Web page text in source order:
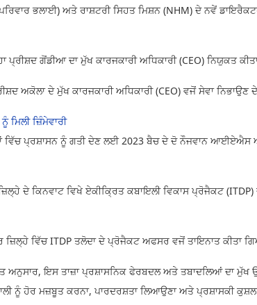
ਭਲਾਈ) ਅਤੇ ਰਾਸ਼ਟਰੀ ਸਿਹਤ ਮਿਸ਼ਨ (NHM) ਦੇ ਨਵੇਂ
ਪ੍ਰੀਸ਼ਦ ਗੋਂਡੀਆ ਦਾ ਮੁੱਖ ਕਾਰਜਕਾਰੀ ਅਧਿਕਾਰੀ (CEO) ਨਿਯੁਕਤ
ਅਕੋਲਾ ਦੇ ਮੁੱਖ ਕਾਰਜਕਾਰੀ ਅਧਿਕਾਰੀ (CEO) ਵਜੋਂ ਸੇਵਾ ਨਿਭਾਉਣ
ਮਿਲੀ ਜ਼ਿੰਮੇਵਾਰੀ
ਵਿੱਚ ਪ੍ਰਸ਼ਾਸਨ ਨੂੰ ਗਤੀ ਦੇਣ ਲਈ 2023 ਬੈਚ ਦੇ ਦੋ ਨੌਜਵਾਨ
ਦੇ ਕਿਨਵਾਟ ਵਿਖੇ ਏਕੀਕ੍ਰਿਤ ਕਬਾਇਲੀ ਵਿਕਾਸ ਪ੍ਰੋਜੈਕਟ
ਜ਼ਿਲ੍ਹੇ ਵਿੱਚ ITDP ਤਲੋਦਾ ਦੇ ਪ੍ਰੋਜੈਕਟ ਅਫਸਰ ਵਜੋਂ ਤਾਇਨਾਤ ਕੀਤਾ
ਅਨੁਸਾਰ, ਇਸ ਤਾਜ਼ਾ ਪ੍ਰਸ਼ਾਸਨਿਕ ਫੇਰਬਦਲ ਅਤੇ ਤਬਾਦਲਿਆਂ ਦਾ ਮੁੱਖ
ਨੂੰ ਹੋਰ ਮਜ਼ਬੂਤ ਕਰਨਾ, ਪਾਰਦਰਸ਼ਤਾ ਲਿਆਉਣਾ ਅਤੇ ਪ੍ਰਸ਼ਾਸਕੀ